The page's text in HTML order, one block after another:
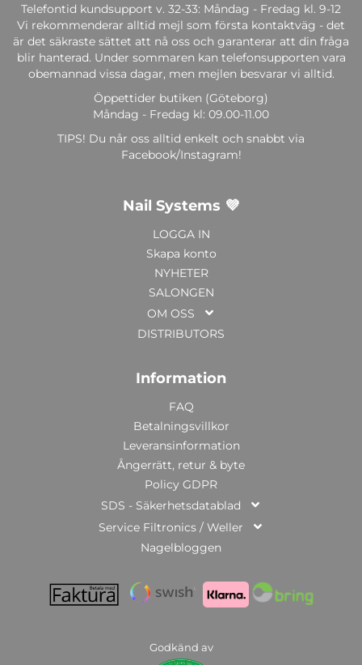
Telefontid kundsupport v. 32-33: Måndag - Fredag kl. 9-12
Vi rekommenderar alltid mejl som första kontaktväg - det
är det säkraste sättet att nå oss och garanterar att din fråga
blir hanterad. Under sommaren kan telefonsupporten vara
obemannad vissa dagar, men mejlen besvarar vi alltid.
Öppettider butiken (Göteborg)
Måndag - Fredag kl: 09.00-11.00
TIPS! Du når oss alltid enkelt och snabbt via
Facebook/Instagram!
Nail Systems 💜
LOGGA IN
Skapa konto
NYHETER
SALONGEN
OM OSS
DISTRIBUTORS
Information
FAQ
Betalningsvillkor
Leveransinformation
Ångerrätt, retur & byte
Policy GDPR
SDS - Säkerhetsdatablad
Service Filtronics / Weller
Nagelbloggen
Godkänd av